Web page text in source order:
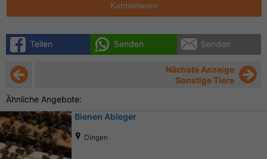
Kontaktieren
Teilen Senden Senden
Nächste Anzeige
Sonstige Tiere
Ähnliche Angebote:
Bienen Ableger
Dingen